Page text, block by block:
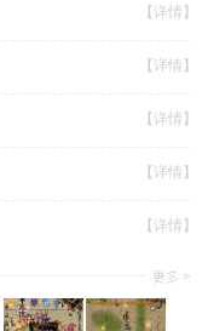
【详情】
【详情】
【详情】
【详情】
【详情】